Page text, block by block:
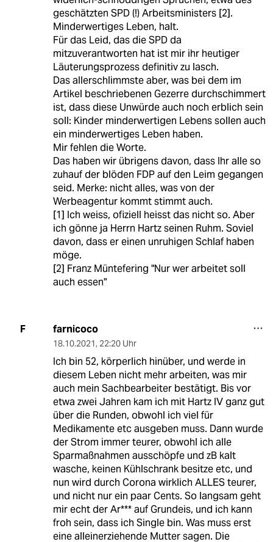
geschätzten SPD (!) Arbeitsministers [2].
Minderwertiges Leben, halt.
Für das Leid, das die SPD da
mitzuverantworten hat ist mir ihr heutiger
Läuterungsprozess definitiv zu lasch.
Das allerschlimmste aber, was bei dem im
Artikel beschriebenen Gezerre durchschimmert
ist, dass diese Unwürde auch noch erblich sein
soll: Kinder minderwertigen Lebens sollen auch
ein minderwertiges Leben haben.
Mir fehlen die Worte.
Das haben wir übrigens davon, dass Ihr alle so
zuhauf der blöden FDP auf den Leim gegangen
seid. Merke: nicht alles, was von der
Werbeagentur kommt stimmt auch.
[1] Ich weiss, ofiziell heisst das nicht so. Aber
ich gönne ja Herrn Hartz seinen Ruhm. Soviel
davon, dass er einen unruhigen Schlaf haben
möge.
[2] Franz Müntefering "Nur wer arbeitet soll
auch essen"
F farnicoco
18.10.2021, 22:20 Uhr
Ich bin 52, körperlich hinüber, und werde in
diesem Leben nicht mehr arbeiten, was mir
auch mein Sachbearbeiter bestätigt. Bis vor
etwa zwei Jahren kam ich mit Hartz IV ganz gut
über die Runden, obwohl ich viel für
Medikamente etc ausgeben muss. Dann wurde
der Strom immer teurer, obwohl ich alle
Sparmaßnahmen ausschöpfe und zB kalt
wasche, keinen Kühlschrank besitze etc, und
nun wird durch Corona wirklich ALLES teurer,
und nicht nur ein paar Cents. So langsam geht
mir echt der Ar*** auf Grundeis, und ich kann
froh sein, dass ich Single bin. Was muss erst
eine alleinerziehende Mutter sagen. Die